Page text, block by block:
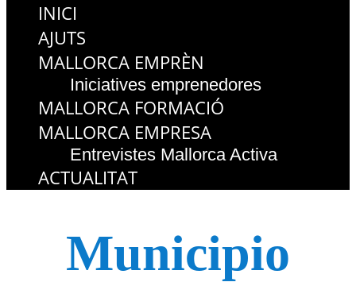
INICI
AJUTS
MALLORCA EMPRÈN
Iniciatives emprenedores
MALLORCA FORMACIÓ
MALLORCA EMPRESA
Entrevistes Mallorca Activa
ACTUALITAT
Municipio